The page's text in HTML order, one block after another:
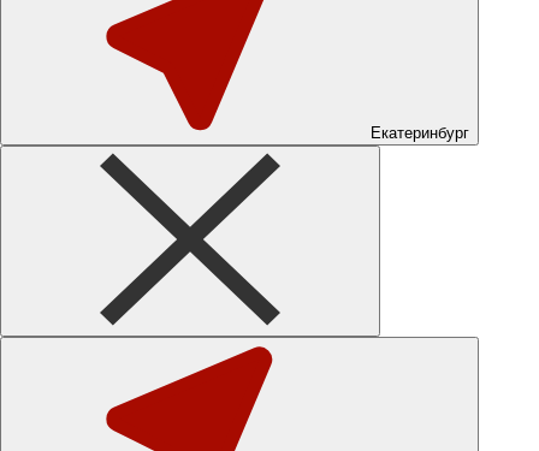
Екатеринбург